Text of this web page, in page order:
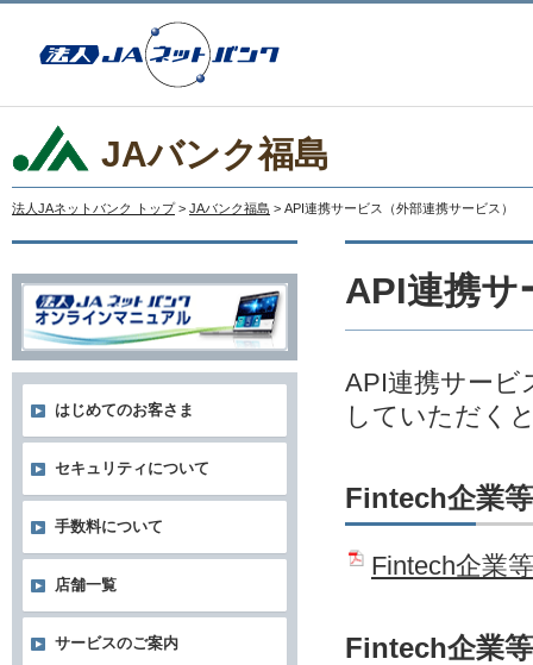
JAバンク福島
法人JAネットバンク トップ > JAバンク福島 > API連携サービス（外部連携サービス）
API連携サ
API連携サービ
していただく
Fintech企業
Fintech企業
Fintech企業
はじめてのお客さま
セキュリティについて
手数料について
店舗一覧
サービスのご案内